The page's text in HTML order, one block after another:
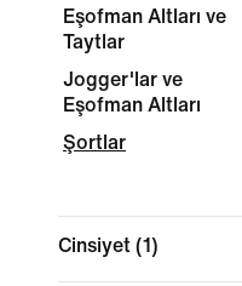
Eşofman Altları ve
Taytlar
Jogger'lar ve
Eşofman Altları
Şortlar
Cinsiyet (1)